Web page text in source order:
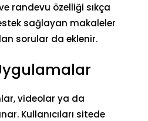
randevu özelliği sıkça
sağlayan makaleler
sorular da eklenir.
videolar ya da
Kullanıcıları sitede